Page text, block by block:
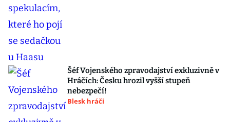
Šéf Vojenského zpravodajství exkluzivně v
Hráčích: Česku hrozil vyšší stupeň
nebezpečí!
Blesk hráči